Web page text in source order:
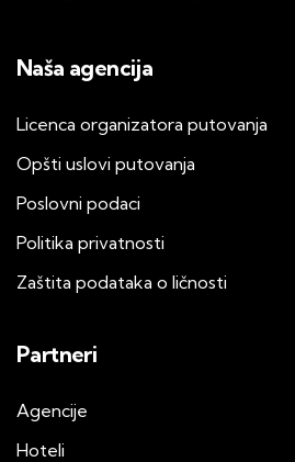
Naša agencija
Licenca organizatora putovanja
Opšti uslovi putovanja
Poslovni podaci
Politika privatnosti
Zaštita podataka o ličnosti
Partneri
Agencije
Hoteli